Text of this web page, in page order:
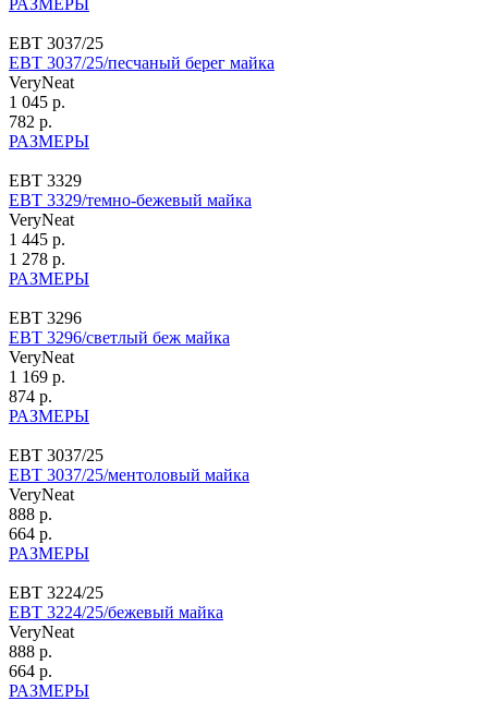
ЕВТ 3037/25
ЕВТ 3037/25/песчаный берег майка
VeryNeat
1 045 р.
782 р.
РАЗМЕРЫ
ЕВТ 3329
ЕВТ 3329/темно-бежевый майка
VeryNeat
1 445 р.
1 278 р.
РАЗМЕРЫ
ЕВТ 3296
ЕВТ 3296/светлый беж майка
VeryNeat
1 169 р.
874 р.
РАЗМЕРЫ
ЕВТ 3037/25
ЕВТ 3037/25/ментоловый майка
VeryNeat
888 р.
664 р.
РАЗМЕРЫ
ЕВТ 3224/25
ЕВТ 3224/25/бежевый майка
VeryNeat
888 р.
664 р.
РАЗМЕРЫ